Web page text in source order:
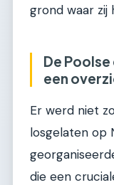
grond waar zij
De
een
Er werd niet
losgelaten op
die een